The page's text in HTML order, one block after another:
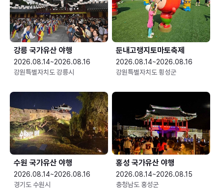
강릉 국가유산 야행
2026.08.14~2026.08.16
강원특별자치도 강릉시
둔내고랭지토마토축제
2026.08.14~2026.08.16
강원특별자치도 횡성군
수원 국가유산 야행
2026.08.14~2026.08.16
경기도 수원시
홍성 국가유산 야행
2026.08.14~2026.08.15
충청남도 홍성군